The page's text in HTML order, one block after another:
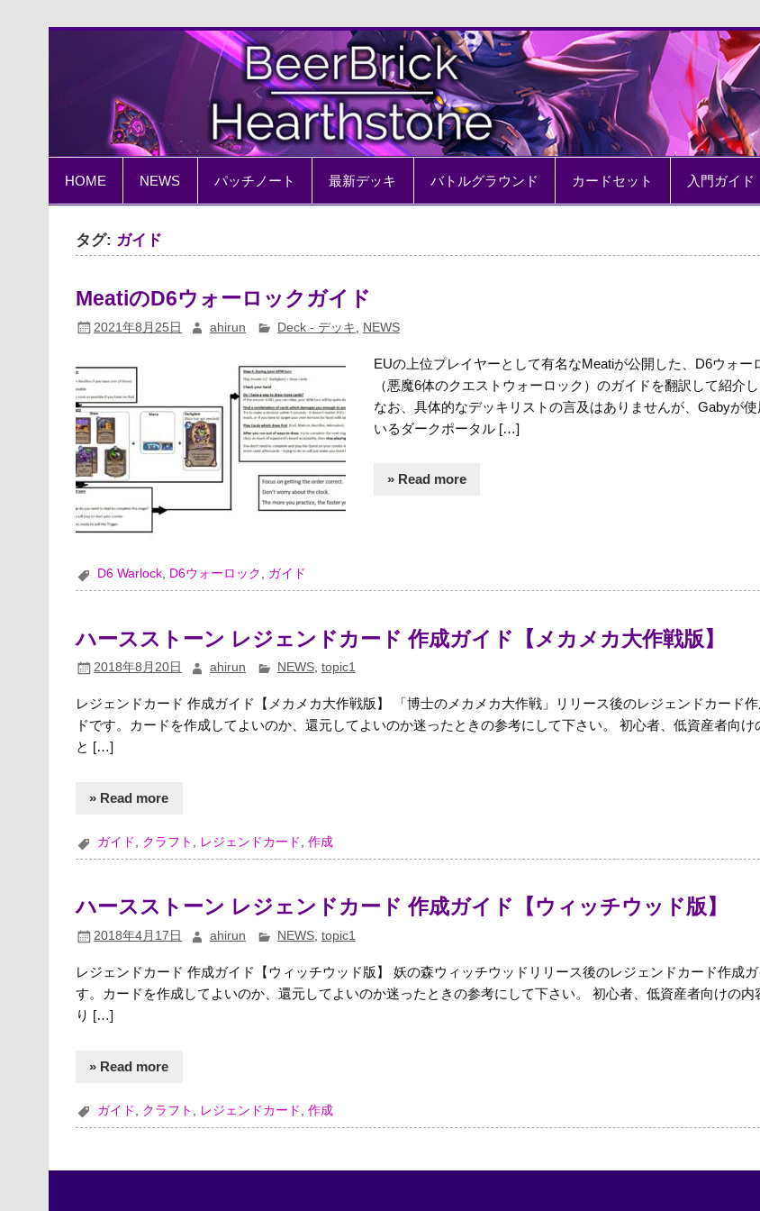
BeerBrick Hearthstone
ハースストーン情報サイト
HOME NEWS パッチノート 最新デッキ バトルグラウンド カードセット 入門ガイド
タグ: ガイド
MeatiのD6ウォーロックガイド
2021年8月25日 ahirun Deck - デッキ NEWS
EUの上位プレイヤーとして有名なMeatiが公開した、D6ウォー
（悪魔6体のクエストウォーロック）のガイドを翻訳して紹介し
なお、具体的なデッキリストの言及はありませんが、Gabyが使
いるダークポータル […]
» Read more
D6 Warlock, D6ウォーロック , ガイド
ハースストーン レジェンドカード 作成ガイド【メカメカ大作戦版】
2018年8月20日 ahirun NEWS, topic1
レジェンドカード 作成ガイド【メカメカ大作戦版】 「博士のメカメカ大作戦」リリース後のレジェンドカード作
ドです。カードを作成してよいのか、還元してよいのか迷ったときの参考にして下さい。 初心者、低資産者向け
と […]
» Read more
ガイド , クラフト , レジェンドカード ,作成
ハースストーン レジェンドカード 作成ガイド【ウィッチウッド版】
2018年4月17日 ahirun NEWS, topic1
レジェンドカード 作成ガイド【ウィッチウッド版】 妖の森ウィッチウッドリリース後のレジェンドカード作成
す。カードを作成してよいのか、還元してよいのか迷ったときの参考にして下さい。 初心者、低資産者向けの内
り […]
» Read more
ガイド , クラフト , レジェンドカード ,作成